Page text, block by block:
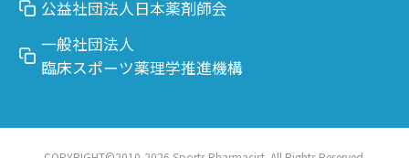
公益社団法人日本薬剤師会
一般社団法人
臨床スポーツ薬理学推進機構